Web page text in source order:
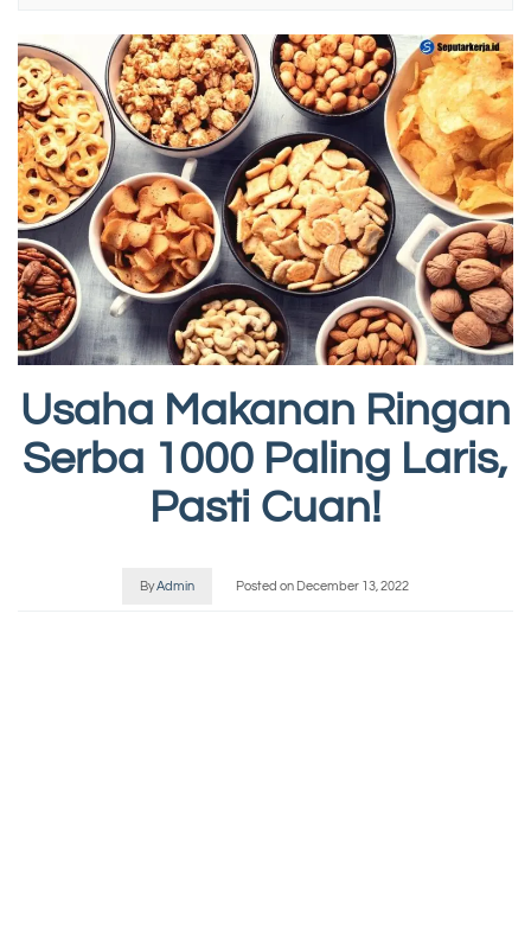
Usaha Makanan Ringan
Serba 1000 Paling Laris,
Pasti Cuan!
ByAdmin Posted on December 13, 2022